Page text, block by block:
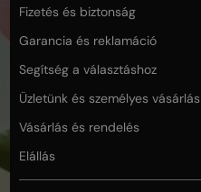
Fizetés és biztonság
Garancia és reklamáció
Segítség a választáshoz
Üzletünk és személyes vásárlás
Vásárlás és rendelés
Elállás